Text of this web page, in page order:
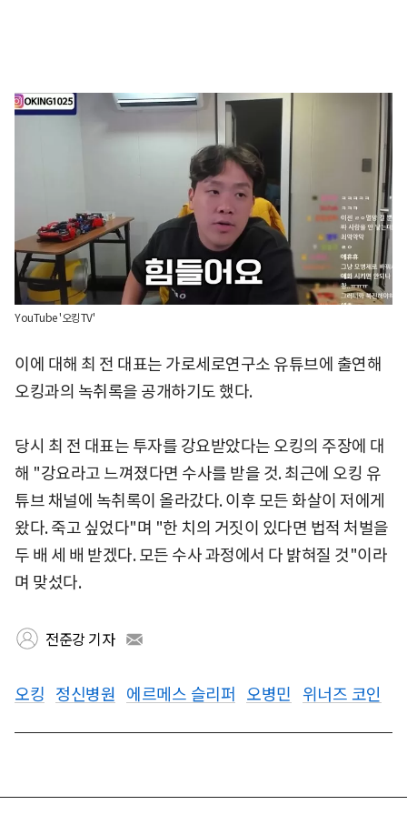
YouTube '오킹TV'
이에 대해 최 전 대표는 가로세로연구소 유튜브에 출연해
오킹과의 녹취록을 공개하기도 했다.
당시 최 전 대표는 투자를 강요받았다는 오킹의 주장에 대
해 "강요라고 느껴졌다면 수사를 받을 것. 최근에 오킹 유
튜브 채널에 녹취록이 올라갔다. 이후 모든 화살이 저에게
왔다. 죽고 싶었다"며 "한 치의 거짓이 있다면 법적 처벌을
두 배 세 배 받겠다. 모든 수사 과정에서 다 밝혀질 것"이라
며 맞섰다.
전준강 기자
오킹 정신병원 에르메스 슬리퍼 오병민 위너즈 코인